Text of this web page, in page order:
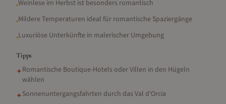
•Weinlese im Herbst ist besonders romantisch
•Mildere Temperaturen ideal für romantische Spaziergänge
•Luxuriöse Unterkünfte in malerischer Umgebung
Tipps
✦Romantische Boutique-Hotels oder Villen in den Hügeln
wählen
✦Sonnenuntergangsfahrten durch das Val d'Orcia